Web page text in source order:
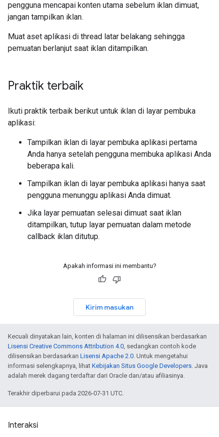
pengguna mencapai konten utama sebelum iklan dimuat,
jangan tampilkan iklan.
Muat aset aplikasi di thread latar belakang sehingga
pemuatan berlanjut saat iklan ditampilkan.
Praktik terbaik
Ikuti praktik terbaik berikut untuk iklan di layar pembuka
aplikasi:
Tampilkan iklan di layar pembuka aplikasi pertama
Anda hanya setelah pengguna membuka aplikasi Anda
beberapa kali.
Tampilkan iklan di layar pembuka aplikasi hanya saat
pengguna menunggu aplikasi Anda dimuat.
Jika layar pemuatan selesai dimuat saat iklan
ditampilkan, tutup layar pemuatan dalam metode
callback iklan ditutup.
Apakah informasi ini membantu?
Kirim masukan
Kecuali dinyatakan lain, konten di halaman ini dilisensikan berdasarkan
Lisensi Creative Commons Attribution 4.0, sedangkan contoh kode
dilisensikan berdasarkan Lisensi Apache 2.0. Untuk mengetahui
informasi selengkapnya, lihat Kebijakan Situs Google Developers. Java
adalah merek dagang terdaftar dari Oracle dan/atau afiliasinya.
Terakhir diperbarui pada 2026-07-31 UTC.
Interaksi